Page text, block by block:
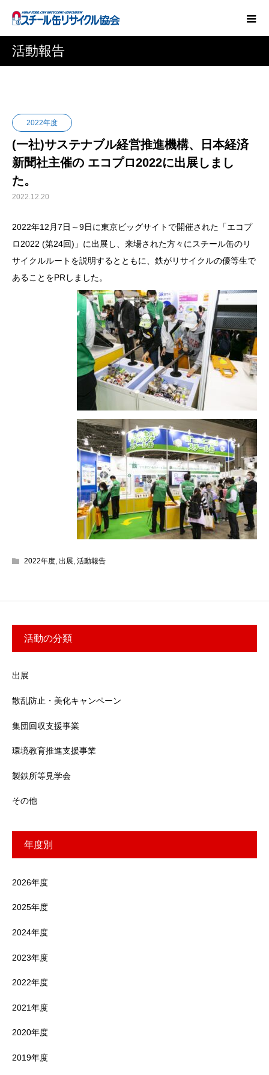
活動報告
2022年度
(一社)サステナブル経営推進機構、日本経済
新聞社主催の エコプロ2022に出展しまし
た。
2022.12.20
2022年12月7日～9日に東京ビッグサイトで開催された「エコプ
ロ2022 (第24回)」に出展し、来場された方々にスチール缶のリ
サイクルルートを説明するとともに、鉄がリサイクルの優等生で
あることをPRしました。
2022年度, 出展, 活動報告
活動の分類
出展
散乱防止・美化キャンペーン
集団回収支援事業
環境教育推進支援事業
製鉄所等見学会
その他
年度別
2026年度
2025年度
2024年度
2023年度
2022年度
2021年度
2020年度
2019年度